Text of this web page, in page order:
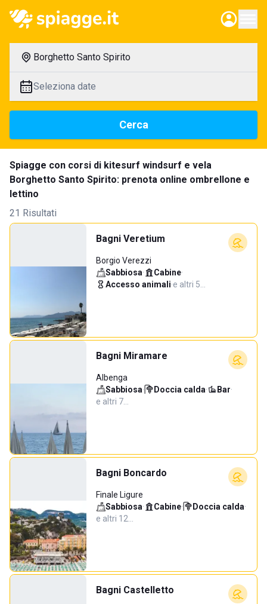
Borghetto Santo Spirito
Seleziona date
Cerca
Spiagge con corsi di kitesurf windsurf e vela
Borghetto Santo Spirito: prenota online ombrellone e
lettino
21 Risultati
Bagni Veretium
Borgio Verezzi
Sabbiosa· Cabine·
Accesso animali·e altri 5…
Bagni Miramare
Albenga
Sabbiosa· Doccia calda· Bar·
e altri 7…
Bagni Boncardo
Finale Ligure
Sabbiosa· Cabine· Doccia calda·
e altri 12…
Bagni Castelletto